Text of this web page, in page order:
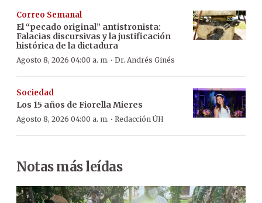
Correo Semanal
El “pecado original” antistronista:
Falacias discursivas y la justificación
histórica de la dictadura
Agosto 8, 2026 04:00 a. m. · Dr. Andrés Ginés
Sociedad
Los 15 años de Fiorella Mieres
Agosto 8, 2026 04:00 a. m. · Redacción ÚH
Notas más leídas